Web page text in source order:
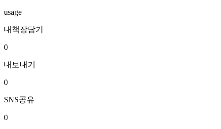
usage
내책장담기
0
내보내기
0
SNS공유
0